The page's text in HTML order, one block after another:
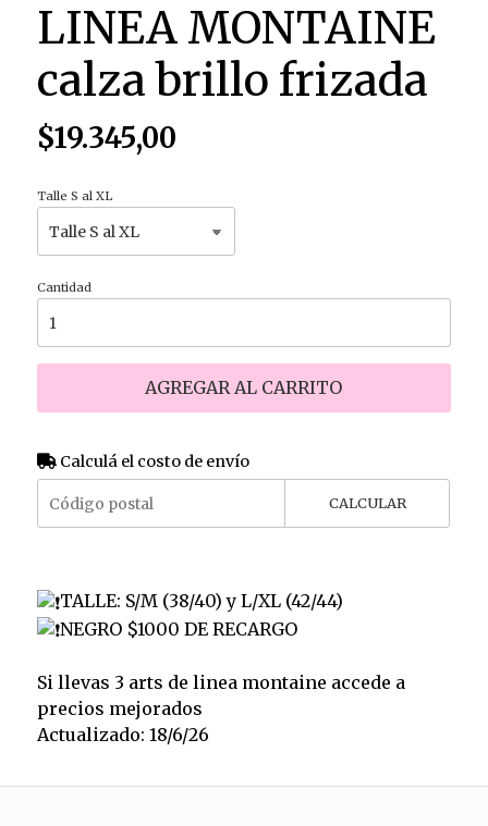
LINEA MONTAINE
calza brillo frizada
$19.345,00
Talle S al XL
Cantidad
AGREGAR AL CARRITO
Calculá el costo de envío
CALCULAR
TALLE: S/M (38/40) y L/XL (42/44)
NEGRO $1000 DE RECARGO
Si llevas 3 arts de linea montaine accede a
precios mejorados
Actualizado: 18/6/26